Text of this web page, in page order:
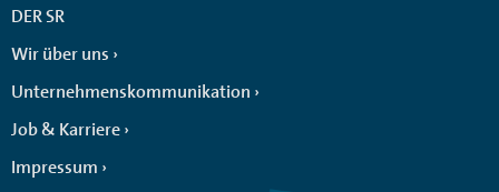
DER SR
Wir über uns
Unternehmenskommunikation
Job & Karriere
Impressum